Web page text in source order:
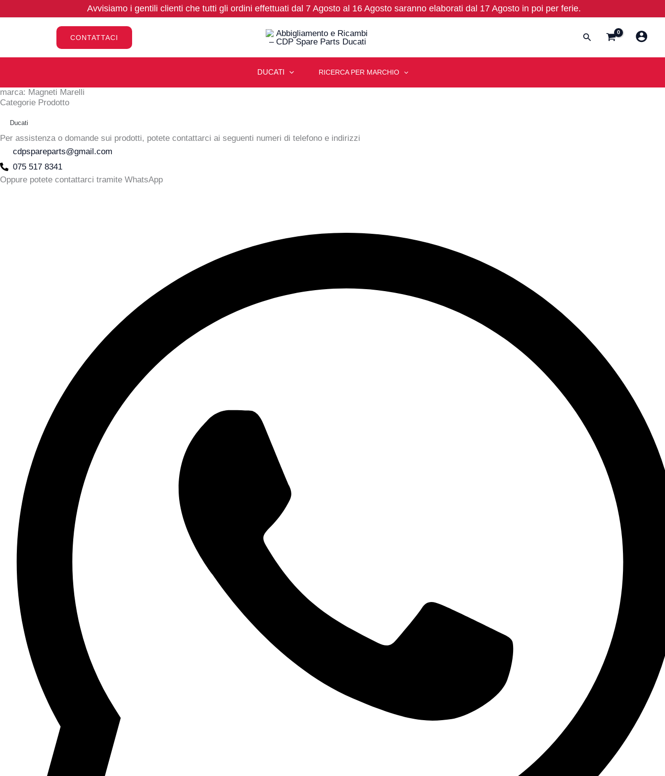
Avvisiamo i gentili clienti che tutti gli ordini effettuati dal 7 Agosto al 16 Agosto saranno elaborati dal 17 Agosto in poi per ferie.
CONTATTACI Cerca
DUCATI RICERCA PER MARCHIO
marca: Magneti Marelli
Categorie Prodotto
Ducati
Per assistenza o domande sui prodotti, potete contattarci ai seguenti numeri di telefono e indirizzi
cdpspareparts@gmail.com
075 517 8341
Oppure potete contattarci tramite WhatsApp